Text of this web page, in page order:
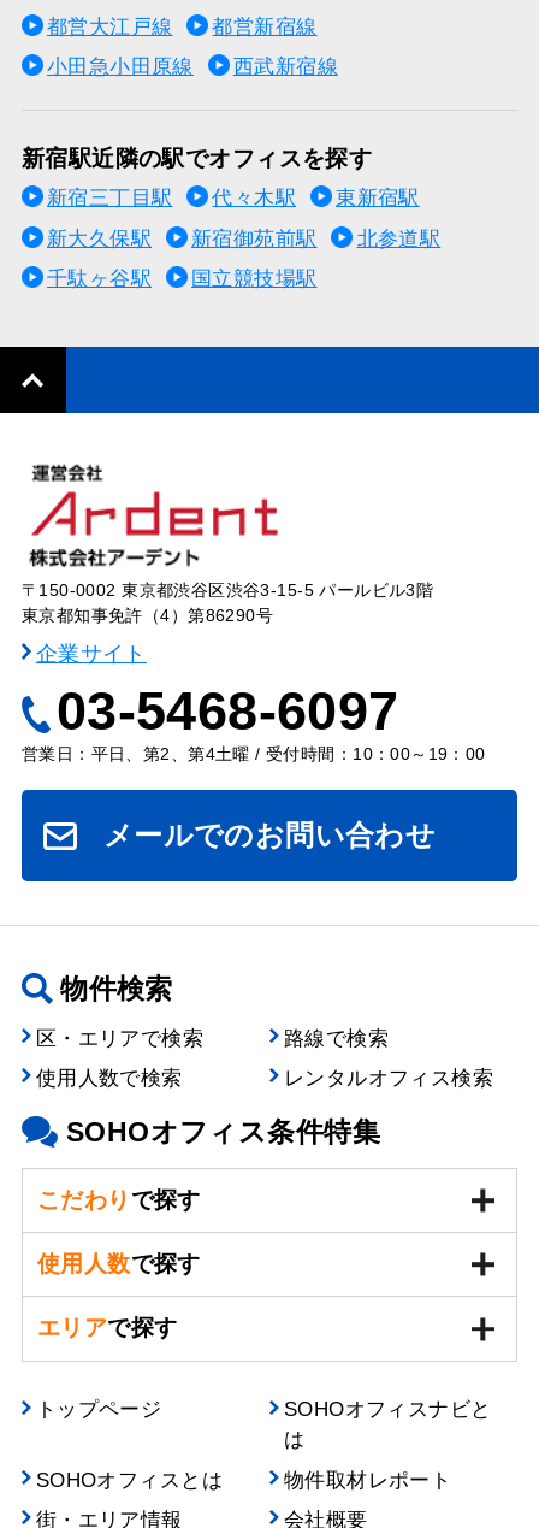
都営大江戸線
都営新宿線
小田急小田原線
西武新宿線
新宿駅近隣の駅でオフィスを探す
新宿三丁目駅 代々木駅
東新宿駅
新大久保駅
新宿御苑前駅
北参道駅
千駄ヶ谷駅
国立競技場駅
〒150-0002 東京都渋谷区渋谷3-15-5 パールビル3階
東京都知事免許（4）第86290号
企業サイト
03-5468-6097
営業日：平日、第2、第4土曜 / 受付時間：10：00～19：00
メールでのお問い合わせ
物件検索
区・エリアで検索
路線で検索
使用人数で検索
レンタルオフィス検索
SOHOオフィス条件特集
こだわり で探す
使用人数で探す
エリアで探す
トップページ
SOHOオフィスナビと
は
SOHOオフィスとは
物件取材レポート
街・エリア情報
会社概要